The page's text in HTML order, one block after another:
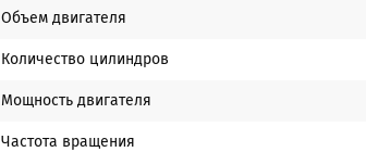
Объем двигателя
Количество цилиндров
Мощность двигателя
Частота вращения